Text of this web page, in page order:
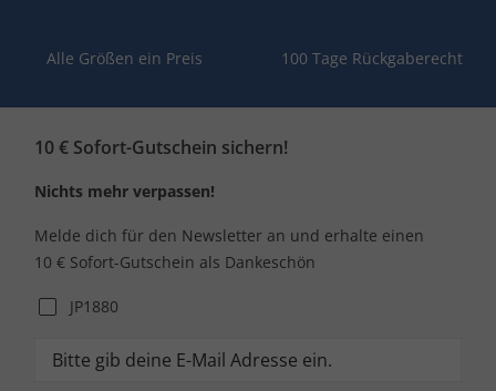
Alle Größen ein Preis 100 Tage Rückgaberecht
10 € Sofort-Gutschein sichern!
Nichts mehr verpassen!
Melde dich für den Newsletter an und erhalte einen
10 € Sofort-Gutschein als Dankeschön
JP1880